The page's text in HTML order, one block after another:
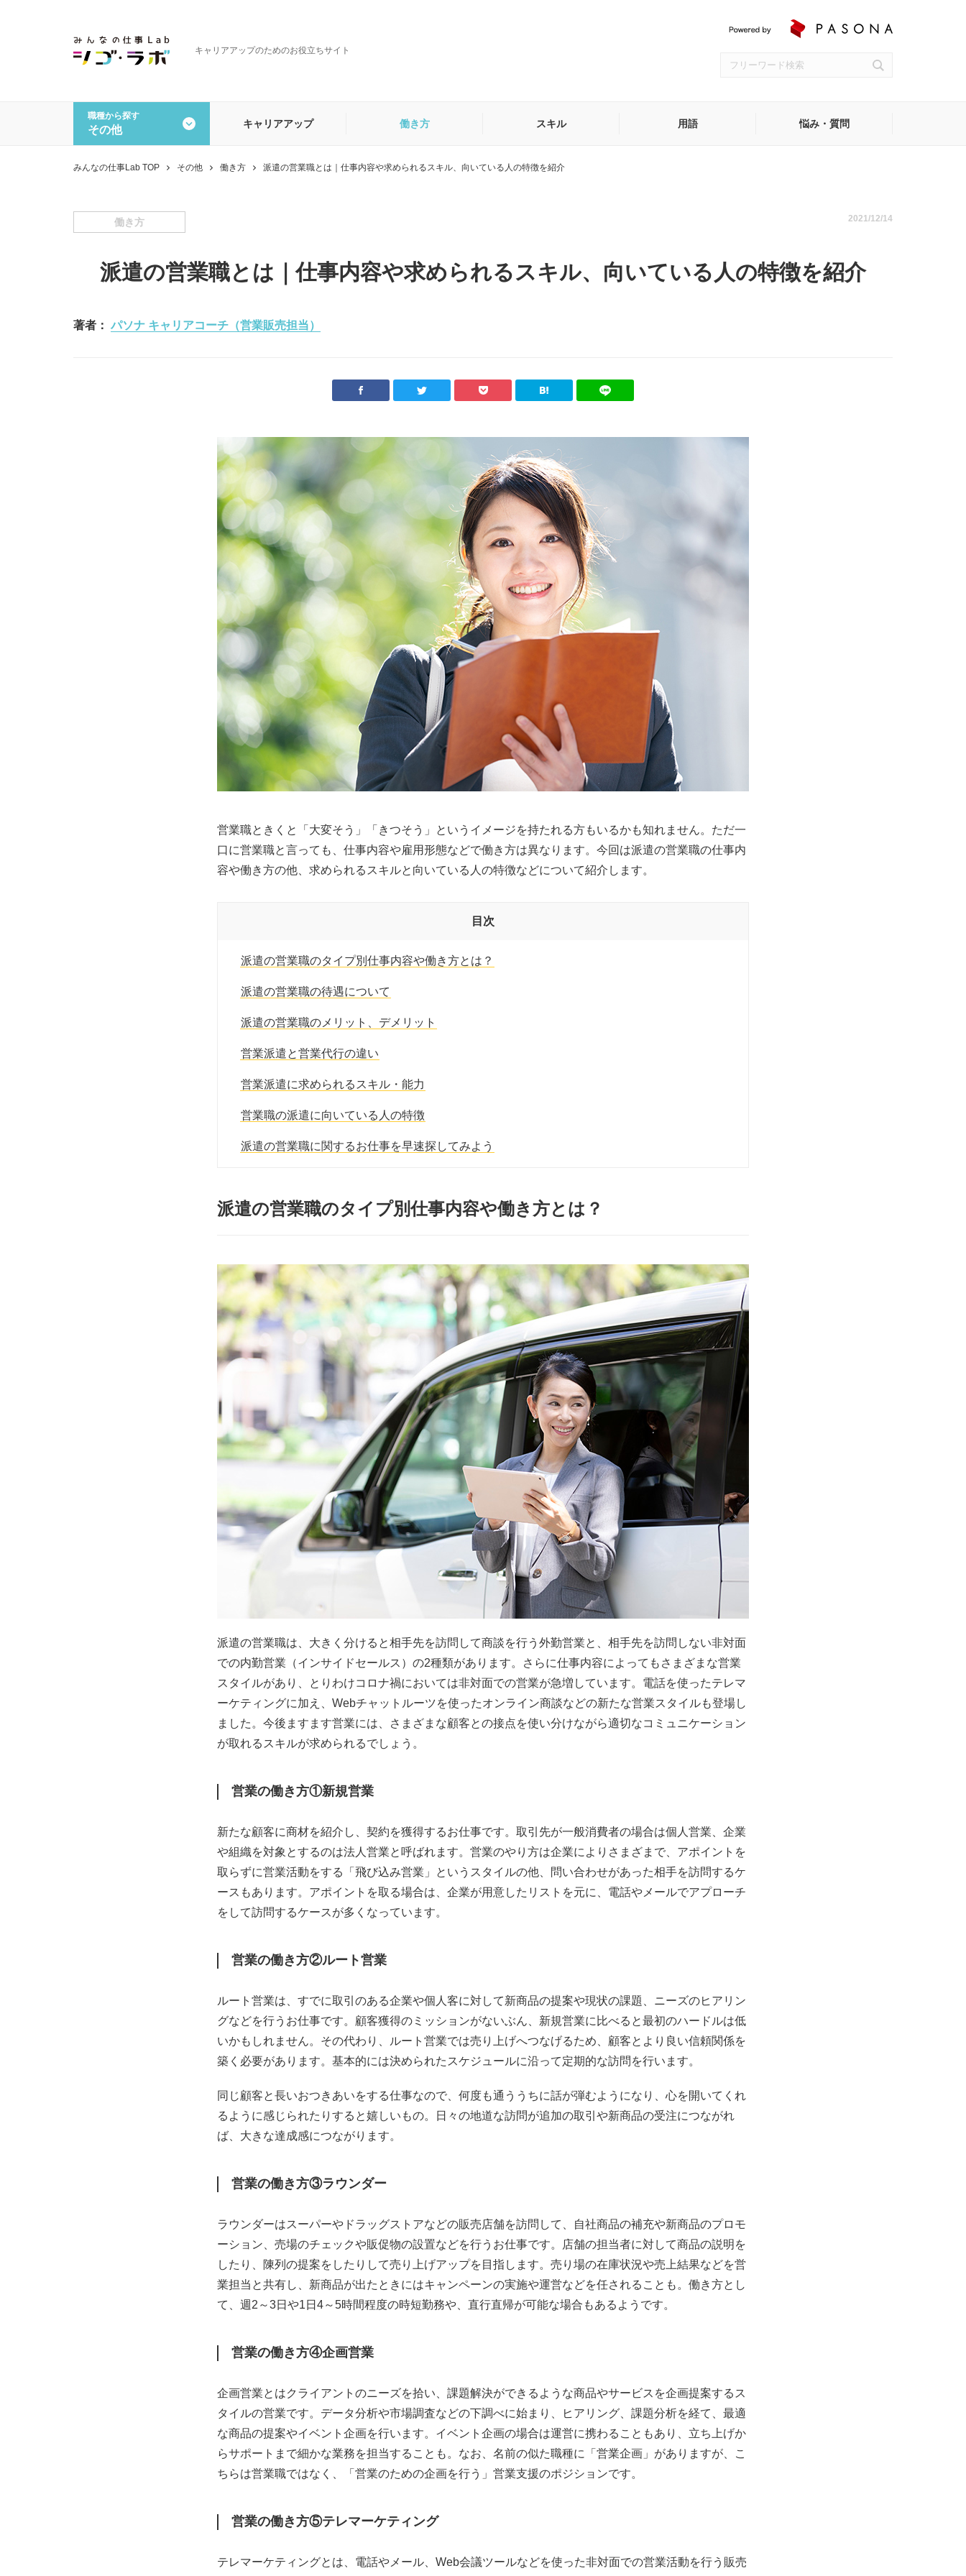
キャリアアップのためのお役立ちサイト
職種から探す
その他
一般事務・営業事務 経理 貿易・海外営業事務
キャリアアップ 働き方 スキル 用語 悩み・質問
みんなの仕事Lab TOP その他 働き方 派遣の営業職とは｜仕事内容や求められるスキル、向いている人の特徴を紹介
働き方 2021/12/14
派遣の営業職とは｜仕事内容や求められるスキル、向いている人の特徴を紹介
著者： パソナ キャリアコーチ（営業販売担当）
営業職ときくと「大変そう」「きつそう」というイメージを持たれる方もいるかも知れません。ただ一
口に営業職と言っても、仕事内容や雇用形態などで働き方は異なります。今回は派遣の営業職の仕事内
容や働き方の他、求められるスキルと向いている人の特徴などについて紹介します。
目次
派遣の営業職のタイプ別仕事内容や働き方とは？
派遣の営業職の待遇について
派遣の営業職のメリット、デメリット
営業派遣と営業代行の違い
営業派遣に求められるスキル・能力
営業職の派遣に向いている人の特徴
派遣の営業職に関するお仕事を早速探してみよう
派遣の営業職のタイプ別仕事内容や働き方とは？
派遣の営業職は、大きく分けると相手先を訪問して商談を行う外勤営業と、相手先を訪問しない非対面
での内勤営業（インサイドセールス）の2種類があります。さらに仕事内容によってもさまざまな営業
スタイルがあり、とりわけコロナ禍においては非対面での営業が急増しています。電話を使ったテレマ
ーケティングに加え、Webチャットルーツを使ったオンライン商談などの新たな営業スタイルも登場し
ました。今後ますます営業には、さまざまな顧客との接点を使い分けながら適切なコミュニケーション
が取れるスキルが求められるでしょう。
営業の働き方①新規営業
新たな顧客に商材を紹介し、契約を獲得するお仕事です。取引先が一般消費者の場合は個人営業、企業
や組織を対象とするのは法人営業と呼ばれます。営業のやり方は企業によりさまざまで、アポイントを
取らずに営業活動をする「飛び込み営業」というスタイルの他、問い合わせがあった相手を訪問するケ
ースもあります。アポイントを取る場合は、企業が用意したリストを元に、電話やメールでアプローチ
をして訪問するケースが多くなっています。
営業の働き方②ルート営業
ルート営業は、すでに取引のある企業や個人客に対して新商品の提案や現状の課題、ニーズのヒアリン
グなどを行うお仕事です。顧客獲得のミッションがないぶん、新規営業に比べると最初のハードルは低
いかもしれません。その代わり、ルート営業では売り上げへつなげるため、顧客とより良い信頼関係を
築く必要があります。基本的には決められたスケジュールに沿って定期的な訪問を行います。
同じ顧客と長いおつきあいをする仕事なので、何度も通ううちに話が弾むようになり、心を開いてくれ
るように感じられたりすると嬉しいもの。日々の地道な訪問が追加の取引や新商品の受注につながれ
ば、大きな達成感につながります。
営業の働き方③ラウンダー
ラウンダーはスーパーやドラッグストアなどの販売店舗を訪問して、自社商品の補充や新商品のプロモ
ーション、売場のチェックや販促物の設置などを行うお仕事です。店舗の担当者に対して商品の説明を
したり、陳列の提案をしたりして売り上げアップを目指します。売り場の在庫状況や売上結果などを営
業担当と共有し、新商品が出たときにはキャンペーンの実施や運営などを任されることも。働き方とし
て、週2～3日や1日4～5時間程度の時短勤務や、直行直帰が可能な場合もあるようです。
営業の働き方④企画営業
企画営業とはクライアントのニーズを拾い、課題解決ができるような商品やサービスを企画提案するス
タイルの営業です。データ分析や市場調査などの下調べに始まり、ヒアリング、課題分析を経て、最適
な商品の提案やイベント企画を行います。イベント企画の場合は運営に携わることもあり、立ち上げか
らサポートまで細かな業務を担当することも。なお、名前の似た職種に「営業企画」がありますが、こ
ちらは営業職ではなく、「営業のための企画を行う」営業支援のポジションです。
営業の働き方⑤テレマーケティング
テレマーケティングとは、電話やメール、Web会議ツールなどを使った非対面での営業活動を行う販売